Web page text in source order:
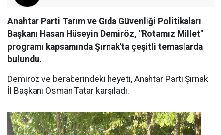
Anahtar Parti Tarım ve Gıda Güvenliği Politikaları
Başkanı Hasan Hüseyin Demiröz, "Rotamız Millet"
programı kapsamında Şırnak'ta çeşitli temaslarda
bulundu.
Demiröz ve beraberindeki heyeti, Anahtar Parti Şırnak
İl Başkanı Osman Tatar karşıladı.